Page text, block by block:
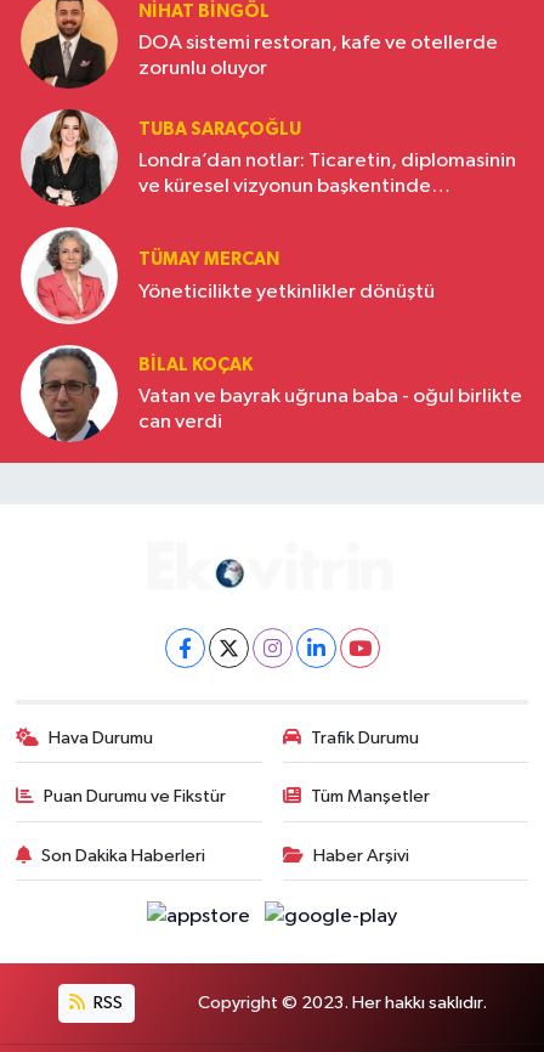
NIHAT BINGÖL
DOA sistemi restoran, kafe ve otellerde
zorunlu oluyor
TUBA SARAÇOĞLU
Londra’dan notlar: Ticaretin, diplomasinin
ve küresel vizyonun başkentinde
TÜMAY MERCAN
Yöneticilikte yetkinlikler dönüştü
BILAL KOÇAK
Vatan ve bayrak uğruna baba - oğul birlikte
can verdi
Hava Durumu Trafik Durumu
Puan Durumu ve Fikstür Tüm Manşetler
Son Dakika Haberleri Haber Arşivi
RSS Copyright © 2023. Her hakkı saklıdır.